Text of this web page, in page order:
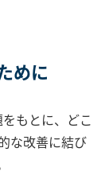
めに
もとに、どこ
な改善に結び